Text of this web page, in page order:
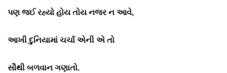
પણ જઈ રહ્યો હોય તોય નજર ન આવે,
આખી દુનિયામાં ચર્ચા એની એ તો
સૌથી બળવાન ગણાતો.